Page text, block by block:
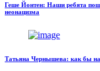
Геше Йонтен: Наши ребята
неонацизма
Татьяна Чернышева: как бы